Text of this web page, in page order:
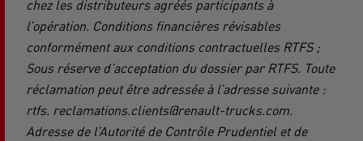
chez les distributeurs agréés participants à
l’opération. Conditions financières révisables
conformément aux conditions contractuelles RTFS ;
Sous réserve d’acceptation du dossier par RTFS. Toute
réclamation peut être adressée à l’adresse suivante :
rtfs. reclamations.clients@renault-trucks.com.
Adresse de l’Autorité de Contrôle Prudentiel et de